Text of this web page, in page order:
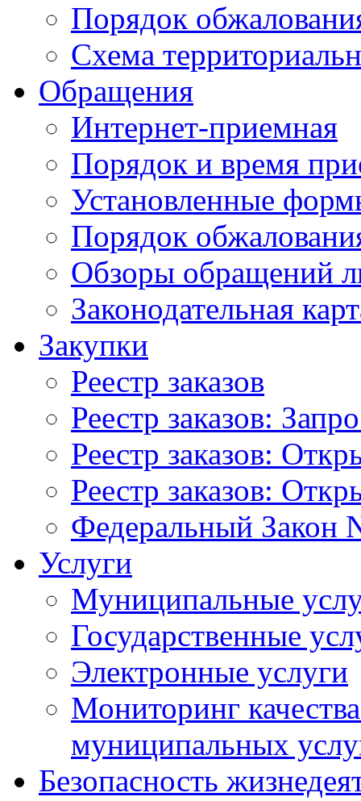
Порядок
Схема
Обращения
Интернет-приемная
Порядок и время
Установленные
Порядок
Обзоры обращений
Законодательная
Закупки
Реестр заказов
Реестр заказов:
Реестр заказов:
Реестр заказов:
Федеральный Закон
Услуги
Муниципальные
Государственные
Электронные услуги
Мониторинг
муниципальных
Безопасность